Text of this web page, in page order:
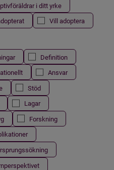
i ditt yrke
Vill adoptera
Definition
Ansvar
Stöd
Lagar
Forskning